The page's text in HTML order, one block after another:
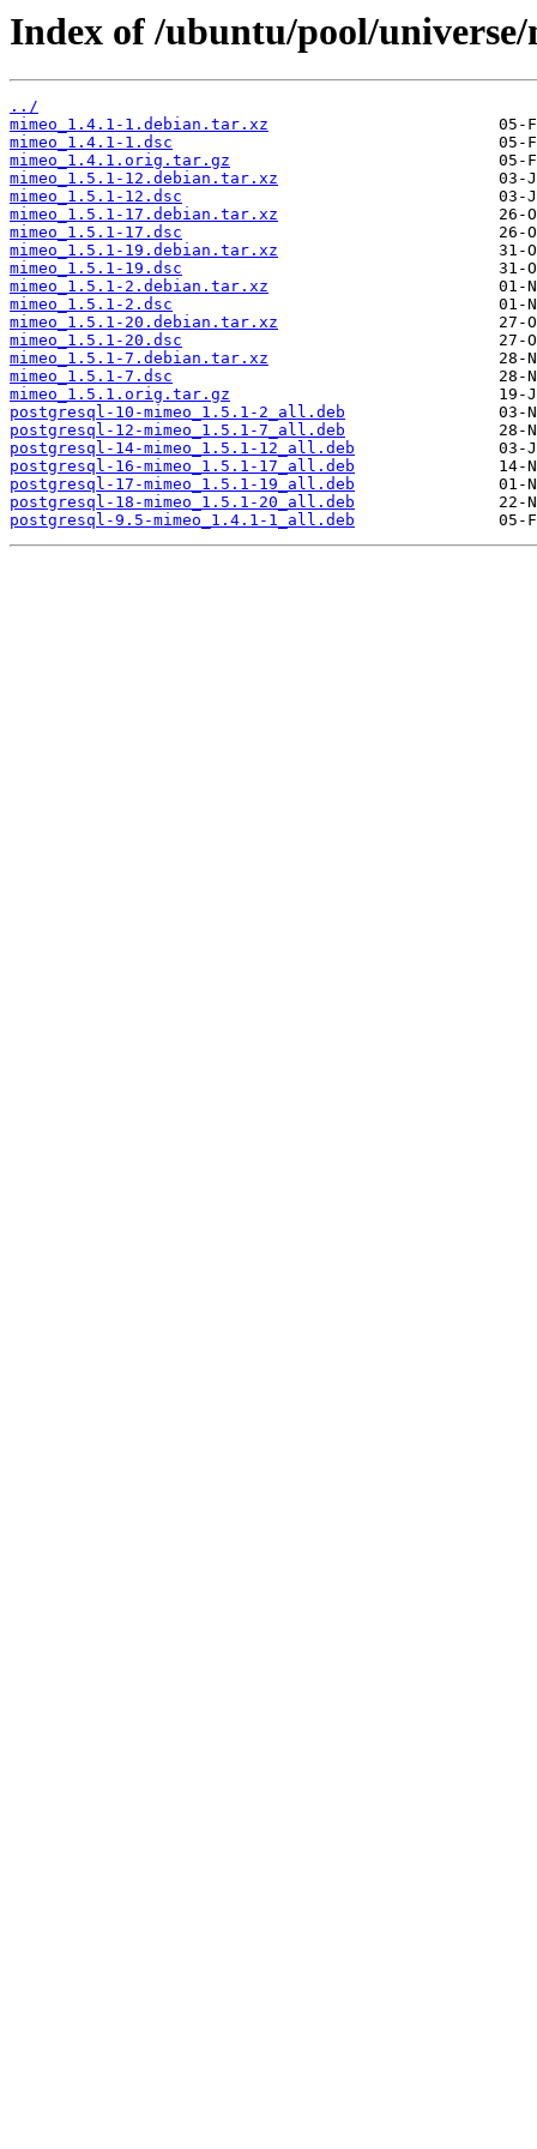
Index of /ubuntu/pool/
../
mimeo_1.4.1-1.debian.tar.xz
mimeo_1.4.1-1.dsc
mimeo_1.4.1.orig.tar.gz
mimeo_1.5.1-12.debian.tar.xz
mimeo_1.5.1-12.dsc
mimeo_1.5.1-17.debian.tar.xz
mimeo_1.5.1-17.dsc
mimeo_1.5.1-19.debian.tar.xz
mimeo_1.5.1-19.dsc
mimeo_1.5.1-2.debian.tar.xz
mimeo_1.5.1-2.dsc
mimeo_1.5.1-20.debian.tar.xz
mimeo_1.5.1-20.dsc
mimeo_1.5.1-7.debian.tar.xz
mimeo_1.5.1-7.dsc
mimeo_1.5.1.orig.tar.gz
postgresql-10-mimeo_1.5.1-2_all.deb
postgresql-12-mimeo_1.5.1-7_all.deb
postgresql-14-mimeo_1.5.1-12_all.deb
postgresql-16-mimeo_1.5.1-17_all.deb
postgresql-17-mimeo_1.5.1-19_all.deb
postgresql-18-mimeo_1.5.1-20_all.deb
postgresql-9.5-mimeo_1.4.1-1_all.deb